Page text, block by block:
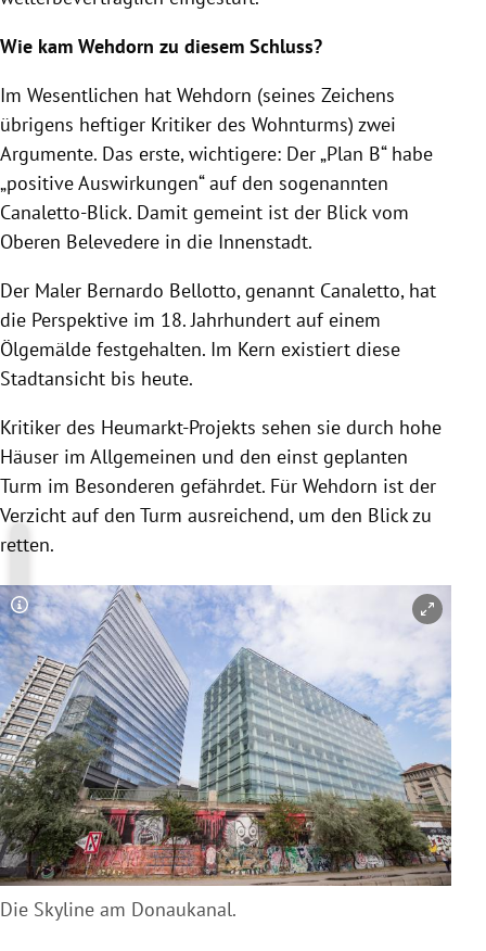
Wie kam Wehdorn zu diesem Schluss?
Im Wesentlichen hat Wehdorn (seines Zeichens
übrigens heftiger Kritiker des Wohnturms) zwei
Argumente. Das erste, wichtigere: Der „Plan B“ habe
„positive Auswirkungen“ auf den sogenannten
Canaletto-Blick. Damit gemeint ist der Blick vom
Oberen Belevedere in die Innenstadt.
Der Maler Bernardo Bellotto, genannt Canaletto, hat
die Perspektive im 18. Jahrhundert auf einem
Ölgemälde festgehalten. Im Kern existiert diese
Stadtansicht bis heute.
Kritiker des Heumarkt-Projekts sehen sie durch hohe
Häuser im Allgemeinen und den einst geplanten
Turm im Besonderen gefährdet. Für Wehdorn ist der
Verzicht auf den Turm ausreichend, um den Blick zu
retten.
Copyright-Hinweis öffnen/schließen
Die Skyline am Donaukanal.